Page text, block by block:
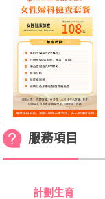
服務項目
計劃生育